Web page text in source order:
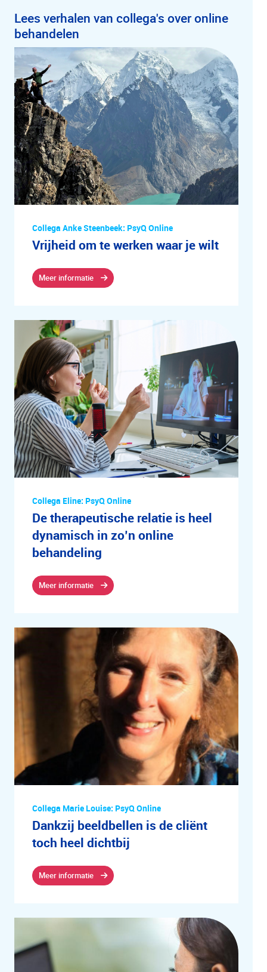
Lees verhalen van collega's over online
behandelen
Collega Anke Steenbeek: PsyQ Online
Vrijheid om te werken waar je wilt
Meer informatie
Collega Eline: PsyQ Online
De therapeutische relatie is heel
dynamisch in zo’n online
behandeling
Meer informatie
Collega Marie Louise: PsyQ Online
Dankzij beeldbellen is de cliënt
toch heel dichtbij
Meer informatie